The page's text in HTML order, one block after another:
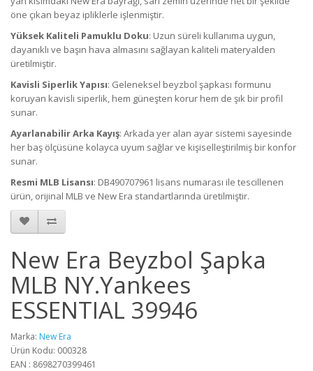
öne çıkan beyaz ipliklerle işlenmiştir.
Yüksek Kaliteli Pamuklu Doku: Uzun süreli kullanıma uygun,
dayanıklı ve başın hava almasını sağlayan kaliteli materyalden
üretilmiştir.
Kavisli Siperlik Yapısı: Geleneksel beyzbol şapkası formunu
koruyan kavisli siperlik, hem güneşten korur hem de şık bir profil
sunar.
Ayarlanabilir Arka Kayış: Arkada yer alan ayar sistemi sayesinde
her baş ölçüsüne kolayca uyum sağlar ve kişiselleştirilmiş bir konfor
sunar.
Resmi MLB Lisansı: DB490707961 lisans numarası ile tescillenen
ürün, orijinal MLB ve New Era standartlarında üretilmiştir.
New Era Beyzbol Şapka
MLB NY.Yankees
ESSENTIAL 39946
Marka: New Era
Ürün Kodu: 000328
EAN : 8698270399461